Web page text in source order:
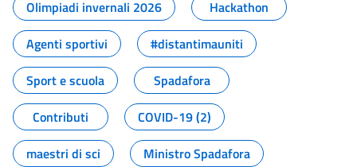
Olimpiadi invernali 2026
Hackathon
Agenti sportivi
#distantimauniti
Sport e scuola
Spadafora
Contributi
COVID-19 (2)
maestri di sci
Ministro Spadafora